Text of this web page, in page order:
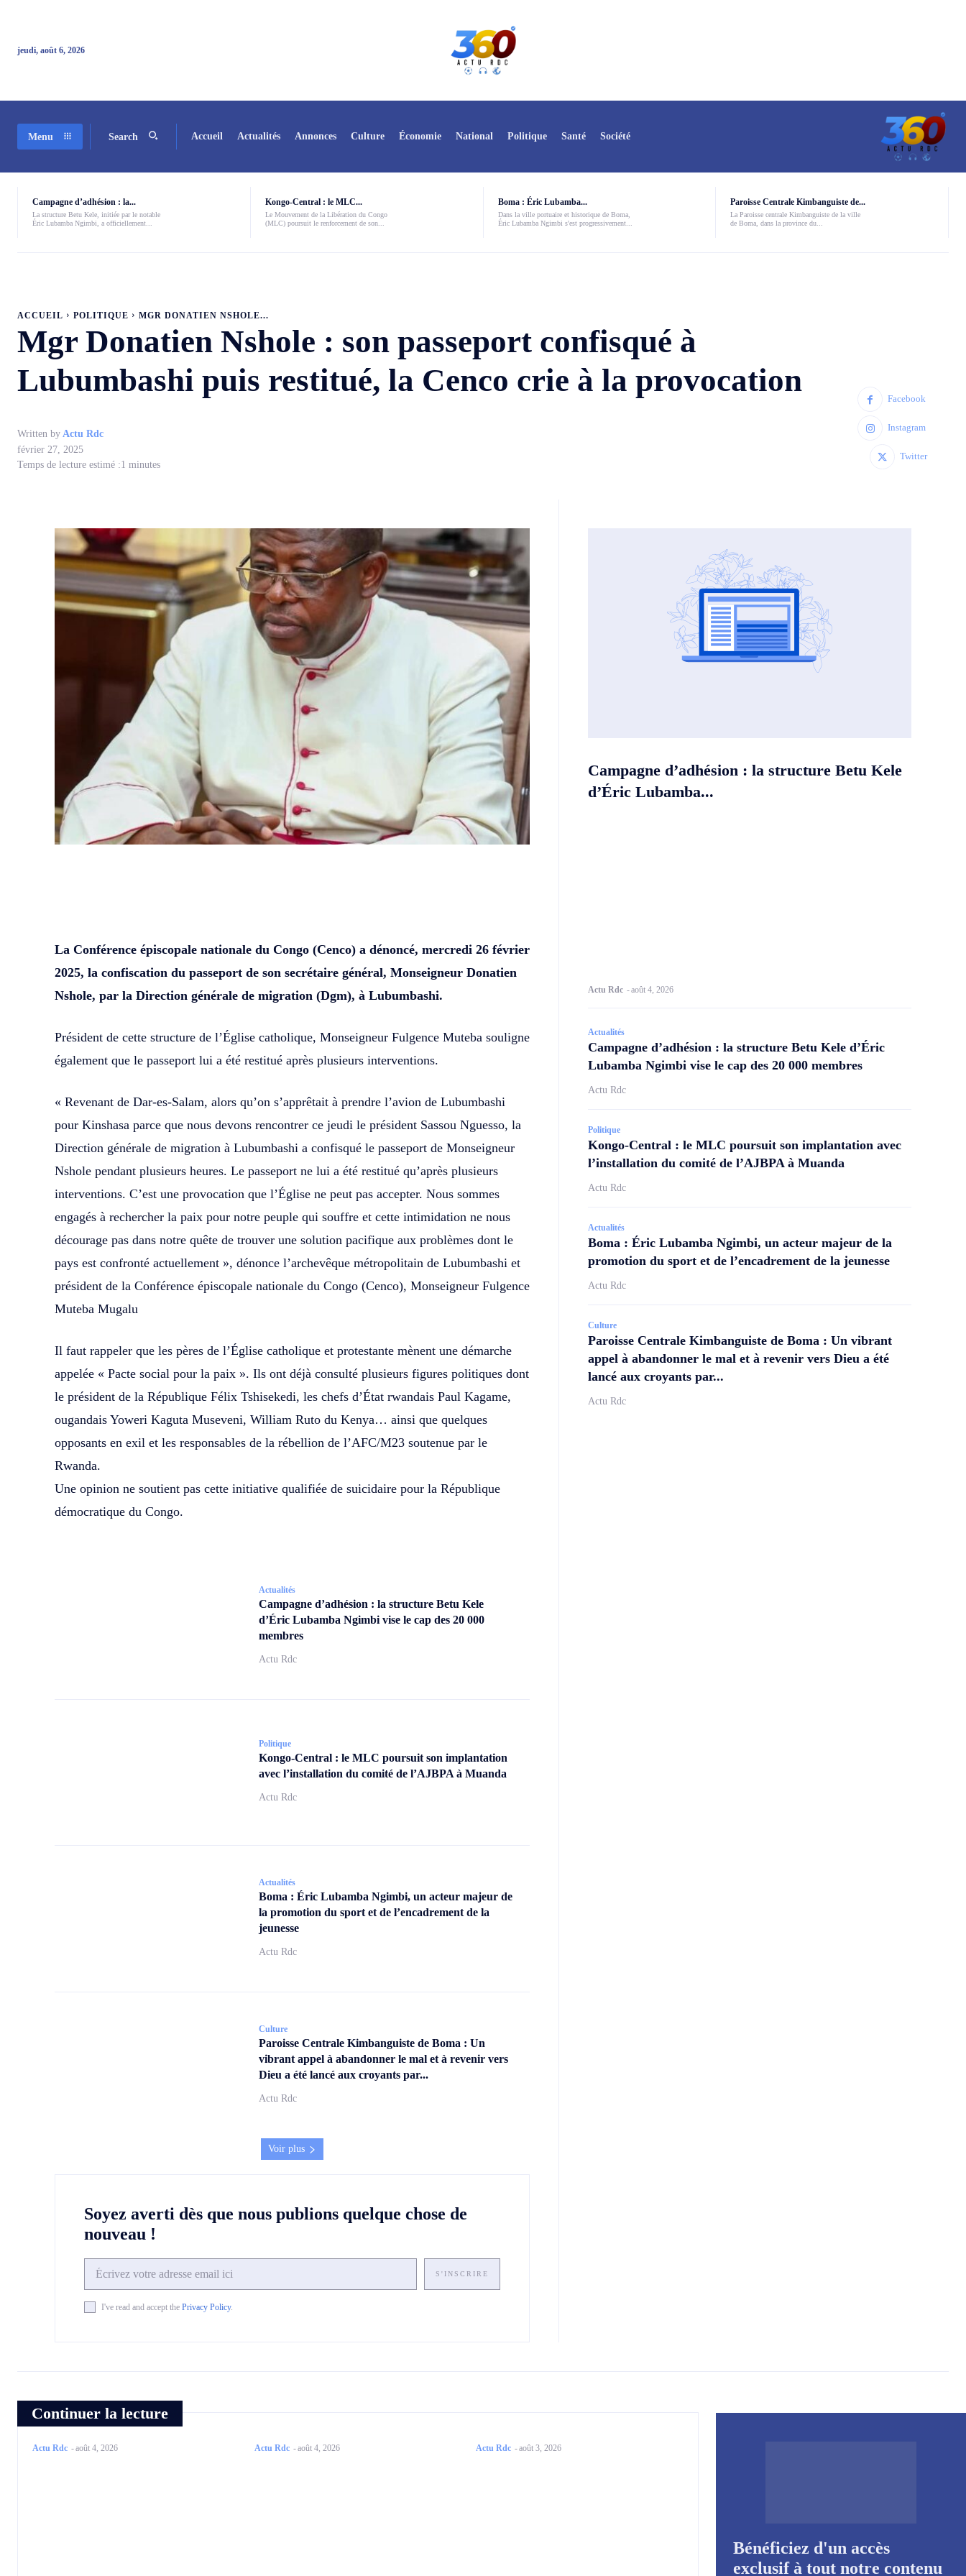
jeudi, août 6, 2026
Menu Search Accueil Actualités Annonces Culture Économie National Politique Santé Société
Campagne d’adhésion : la...
La structure Betu Kele, initiée par le notable
Éric Lubamba Ngimbi, a officiellement...
Kongo-Central : le MLC...
Le Mouvement de la Libération du Congo
(MLC) poursuit le renforcement de son...
Boma : Éric Lubamba...
Dans la ville portuaire et historique de Boma,
Éric Lubamba Ngimbi s'est progressivement...
Paroisse Centrale Kimbanguiste de...
La Paroisse centrale Kimbanguiste de la ville
de Boma, dans la province du...
ACCUEIL POLITIQUE MGR DONATIEN NSHOLE...
Mgr Donatien Nshole : son passeport confisqué à
Lubumbashi puis restitué, la Cenco crie à la provocation
Written by Actu Rdc
février 27, 2025
Temps de lecture estimé :1 minutes
Facebook
Instagram
Twitter
La Conférence épiscopale nationale du Congo (Cenco) a dénoncé, mercredi 26 février
2025, la confiscation du passeport de son secrétaire général, Monseigneur Donatien
Nshole, par la Direction générale de migration (Dgm), à Lubumbashi.
Président de cette structure de l’Église catholique, Monseigneur Fulgence Muteba souligne
également que le passeport lui a été restitué après plusieurs interventions.
« Revenant de Dar-es-Salam, alors qu’on s’apprêtait à prendre l’avion de Lubumbashi
pour Kinshasa parce que nous devons rencontrer ce jeudi le président Sassou Nguesso, la
Direction générale de migration à Lubumbashi a confisqué le passeport de Monseigneur
Nshole pendant plusieurs heures. Le passeport ne lui a été restitué qu’après plusieurs
interventions. C’est une provocation que l’Église ne peut pas accepter. Nous sommes
engagés à rechercher la paix pour notre peuple qui souffre et cette intimidation ne nous
décourage pas dans notre quête de trouver une solution pacifique aux problèmes dont le
pays est confronté actuellement », dénonce l’archevêque métropolitain de Lubumbashi et
président de la Conférence épiscopale nationale du Congo (Cenco), Monseigneur Fulgence
Muteba Mugalu
Il faut rappeler que les pères de l’Église catholique et protestante mènent une démarche
appelée « Pacte social pour la paix ». Ils ont déjà consulté plusieurs figures politiques dont
le président de la République Félix Tshisekedi, les chefs d’État rwandais Paul Kagame,
ougandais Yoweri Kaguta Museveni, William Ruto du Kenya… ainsi que quelques
opposants en exil et les responsables de la rébellion de l’AFC/M23 soutenue par le
Rwanda.
Une opinion ne soutient pas cette initiative qualifiée de suicidaire pour la République
démocratique du Congo.
Actualités
Campagne d’adhésion : la structure Betu Kele
d’Éric Lubamba Ngimbi vise le cap des 20 000
membres
Actu Rdc
Politique
Kongo-Central : le MLC poursuit son implantation
avec l’installation du comité de l’AJBPA à Muanda
Actu Rdc
Actualités
Boma : Éric Lubamba Ngimbi, un acteur majeur de
la promotion du sport et de l’encadrement de la
jeunesse
Actu Rdc
Culture
Paroisse Centrale Kimbanguiste de Boma : Un
vibrant appel à abandonner le mal et à revenir vers
Dieu a été lancé aux croyants par...
Actu Rdc
Voir plus
Soyez averti dès que nous publions quelque chose de
nouveau !
S'INSCRIRE
I've read and accept the Privacy Policy.
Campagne d’adhésion : la structure Betu Kele
d’Éric Lubamba...
Actu Rdc -août 4, 2026
Actualités
Campagne d’adhésion : la structure Betu Kele d’Éric
Lubamba Ngimbi vise le cap des 20 000 membres
Actu Rdc
Politique
Kongo-Central : le MLC poursuit son implantation avec
l’installation du comité de l’AJBPA à Muanda
Actu Rdc
Actualités
Boma : Éric Lubamba Ngimbi, un acteur majeur de la
promotion du sport et de l’encadrement de la jeunesse
Actu Rdc
Culture
Paroisse Centrale Kimbanguiste de Boma : Un vibrant
appel à abandonner le mal et à revenir vers Dieu a été
lancé aux croyants par...
Actu Rdc
Continuer la lecture
Actu Rdc -août 4, 2026 Actu Rdc -août 4, 2026 Actu Rdc -août 3, 2026
Bénéficiez d'un accès
exclusif à tout notre contenu